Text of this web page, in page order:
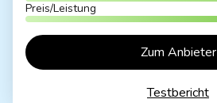
Preis/Leistung
Testbericht
Zum Anbieter